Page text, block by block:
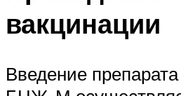
вакцинации
Введение